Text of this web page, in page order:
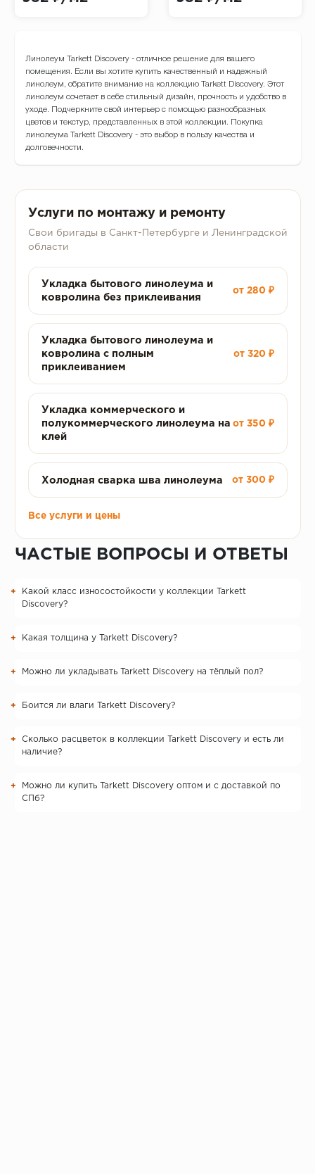
Линолеум Tarkett Discovery - отличное решение для вашего
помещения. Если вы хотите купить качественный и надежный
линолеум, обратите внимание на коллекцию Tarkett Discovery. Этот
линолеум сочетает в себе стильный дизайн, прочность и удобство в
уходе. Подчеркните свой интерьер с помощью разнообразных
цветов и текстур, представленных в этой коллекции. Покупка
линолеума Tarkett Discovery - это выбор в пользу качества и
долговечности.
Услуги по монтажу и ремонту
Свои бригады в Санкт-Петербурге и Ленинградской
области
Укладка бытового линолеума и
ковролина без приклеивания
от 280 ₽
Укладка бытового линолеума и
ковролина с полным
приклеиванием
от 320 ₽
Укладка коммерческого и
полукоммерческого линолеума на
клей
от 350 ₽
Холодная сварка шва линолеума от 300 ₽
Все услуги и цены
ЧАСТЫЕ ВОПРОСЫ И ОТВЕТЫ
Какой класс износостойкости у коллекции Tarkett
Discovery?
Какая толщина у Tarkett Discovery?
Можно ли укладывать Tarkett Discovery на тёплый пол?
Боится ли влаги Tarkett Discovery?
Сколько расцветок в коллекции Tarkett Discovery и есть ли
наличие?
Можно ли купить Tarkett Discovery оптом и с доставкой по
СПб?